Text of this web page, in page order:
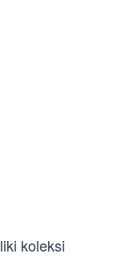
koleksi